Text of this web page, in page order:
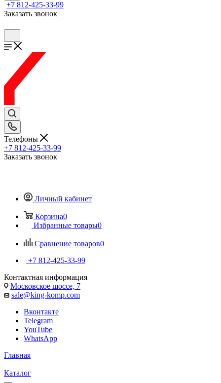
+7 812-425-33-99
Заказать звонок
Телефоны
+7 812-425-33-99
Заказать звонок
Личный кабинет
Корзина0
Избранные товары0
Сравнение товаров0
+7 812-425-33-99
Контактная информация
Московское шоссе, 7
sale@king-komp.com
Вконтакте
Telegram
YouTube
WhatsApp
Главная
—
Каталог